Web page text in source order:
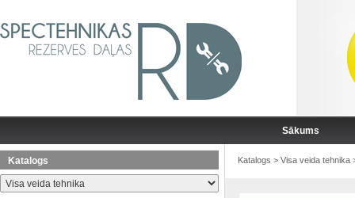
Sākums
Katalogs Katalogs > Visa veida tehnika